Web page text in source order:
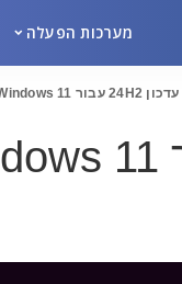
מערכות הפעלה
עדכון 24H2 עבור Windows 11